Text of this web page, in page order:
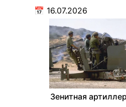
📅 16.07.2026
Зенитная